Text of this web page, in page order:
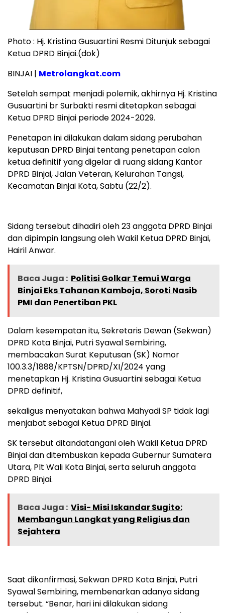
Photo : Hj. Kristina Gusuartini Resmi Ditunjuk sebagai
Ketua DPRD Binjai.(dok)
BINJAI | Metrolangkat.com
Setelah sempat menjadi polemik, akhirnya Hj. Kristina
Gusuartini br Surbakti resmi ditetapkan sebagai
Ketua DPRD Binjai periode 2024-2029.
Penetapan ini dilakukan dalam sidang perubahan
keputusan DPRD Binjai tentang penetapan calon
ketua definitif yang digelar di ruang sidang Kantor
DPRD Binjai, Jalan Veteran, Kelurahan Tangsi,
Kecamatan Binjai Kota, Sabtu (22/2).
Sidang tersebut dihadiri oleh 23 anggota DPRD Binjai
dan dipimpin langsung oleh Wakil Ketua DPRD Binjai,
Hairil Anwar.
Baca Juga : Politisi Golkar Temui Warga
Binjai Eks Tahanan Kamboja, Soroti Nasib
PMI dan Penertiban PKL
Dalam kesempatan itu, Sekretaris Dewan (Sekwan)
DPRD Kota Binjai, Putri Syawal Sembiring,
membacakan Surat Keputusan (SK) Nomor
100.3.3/1888/KPTSN/DPRD/XI/2024 yang
menetapkan Hj. Kristina Gusuartini sebagai Ketua
DPRD definitif,
sekaligus menyatakan bahwa Mahyadi SP tidak lagi
menjabat sebagai Ketua DPRD Binjai.
SK tersebut ditandatangani oleh Wakil Ketua DPRD
Binjai dan ditembuskan kepada Gubernur Sumatera
Utara, Plt Wali Kota Binjai, serta seluruh anggota
DPRD Binjai.
Baca Juga : Visi- Misi Iskandar Sugito:
Membangun Langkat yang Religius dan
Sejahtera
Saat dikonfirmasi, Sekwan DPRD Kota Binjai, Putri
Syawal Sembiring, membenarkan adanya sidang
tersebut. “Benar, hari ini dilakukan sidang